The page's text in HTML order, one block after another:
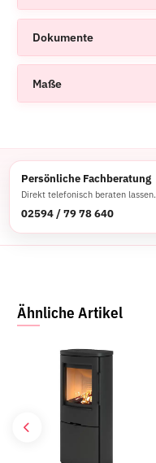
Dokumente
Maße
Persönliche Fachberatung
Direkt telefonisch beraten lassen.
02594 / 79 78 640
Ähnliche Artikel